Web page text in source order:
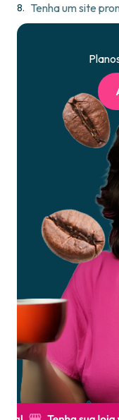
Tenha um site